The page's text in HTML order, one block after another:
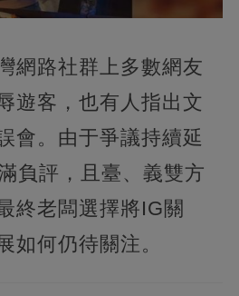
網路社群上多數網友
遊客，也有人指出文
會。由于爭議持續延
負評，且臺、義雙方
終老闆選擇將IG關
如何仍待關注。